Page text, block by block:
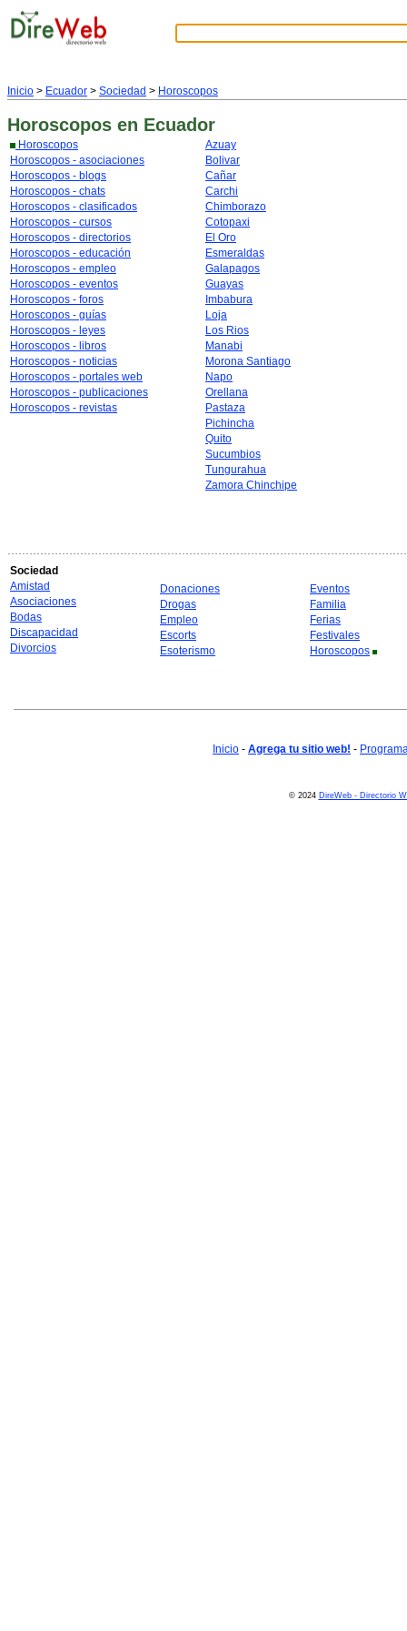
Inicio > Ecuador > Sociedad > Horoscopos
Horoscopos en Ecuador
Horoscopos
Horoscopos - asociaciones
Horoscopos - blogs
Horoscopos - chats
Horoscopos - clasificados
Horoscopos - cursos
Horoscopos - directorios
Horoscopos - educación
Horoscopos - empleo
Horoscopos - eventos
Horoscopos - foros
Horoscopos - guías
Horoscopos - leyes
Horoscopos - libros
Horoscopos - noticias
Horoscopos - portales web
Horoscopos - publicaciones
Horoscopos - revistas
Azuay
Bolivar
Cañar
Carchi
Chimborazo
Cotopaxi
El Oro
Esmeraldas
Galapagos
Guayas
Imbabura
Loja
Los Rios
Manabi
Morona Santiago
Napo
Orellana
Pastaza
Pichincha
Quito
Sucumbios
Tungurahua
Zamora Chinchipe
Sociedad
Amistad
Asociaciones
Bodas
Discapacidad
Divorcios
Donaciones
Drogas
Empleo
Escorts
Esoterismo
Eventos
Familia
Ferias
Festivales
Horoscopos
Inicio - Agrega tu sitio web! -
© 2024 DireWeb - Directorio